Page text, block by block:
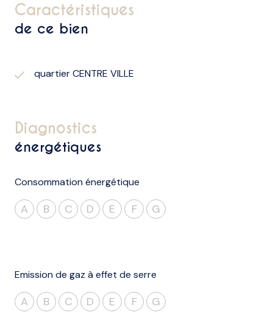
caractéristiques
de ce bien
quartier CENTRE VILLE
diagnostics
énergétiques
Consommation énergétique
A B C D E F G
Emission de gaz à effet de serre
A B C D E F G